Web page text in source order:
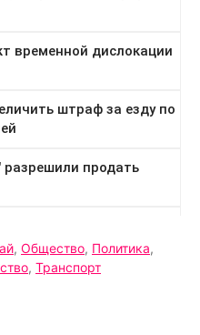
, Общество, Политика,
, Транспорт